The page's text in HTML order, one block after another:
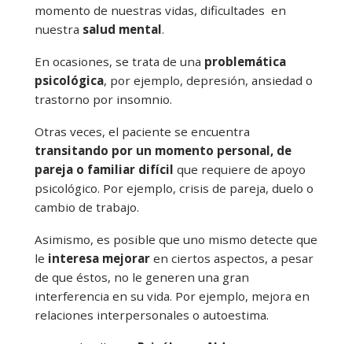
momento de nuestras vidas, dificultades en
nuestra salud mental.
En ocasiones, se trata de una problemática
psicológica, por ejemplo, depresión, ansiedad o
trastorno por insomnio.
Otras veces, el paciente se encuentra
transitando por un momento personal, de
pareja o familiar difícil que requiere de apoyo
psicológico. Por ejemplo, crisis de pareja, duelo o
cambio de trabajo.
Asimismo, es posible que uno mismo detecte que
le interesa mejorar en ciertos aspectos, a pesar
de que éstos, no le generen una gran
interferencia en su vida. Por ejemplo, mejora en
relaciones interpersonales o autoestima.